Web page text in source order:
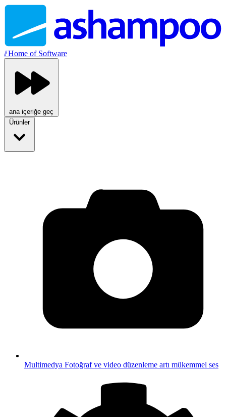
//Home of Software
ana içeriğe geç
Ürünler
Multimedya Fotoğraf ve video düzenleme artı mükemmel ses